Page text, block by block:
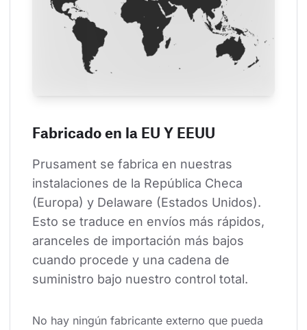
Fabricado en la EU Y EEUU
Prusament se fabrica en nuestras
instalaciones de la República Checa
(Europa) y Delaware (Estados Unidos).
Esto se traduce en envíos más rápidos,
aranceles de importación más bajos
cuando procede y una cadena de
suministro bajo nuestro control total.
No hay ningún fabricante externo que pueda